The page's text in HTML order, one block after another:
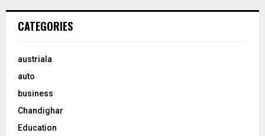
CATEGORIES
austriala
auto
business
Chandighar
Education